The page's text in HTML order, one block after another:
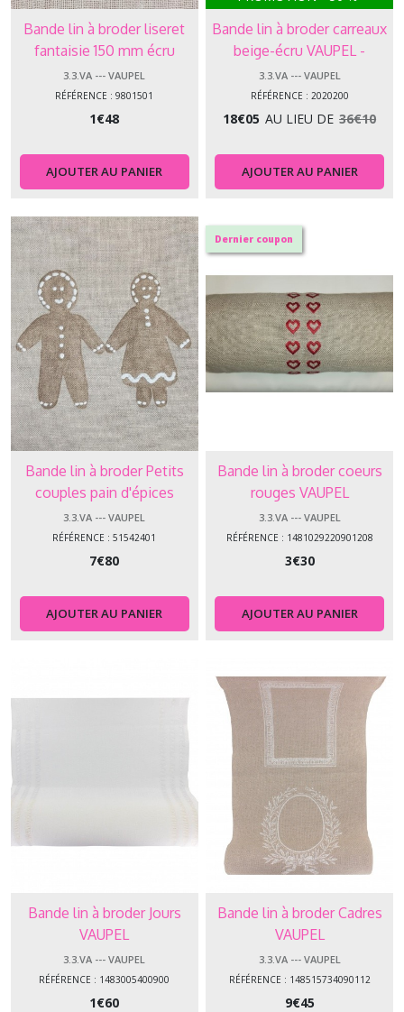
Bande lin à broder liseret
fantaisie 150 mm écru
VAUPEL
3.3.VA --- VAUPEL
RÉFÉRENCE : 9801501
1€48
AJOUTER AU PANIER
Bande lin à broder carreaux
beige-écru VAUPEL -
2020200
3.3.VA --- VAUPEL
RÉFÉRENCE : 2020200
18€05 AU LIEU DE 36€10
AJOUTER AU PANIER
Bande lin à broder Petits
couples pain d'épices
VAUPEL
3.3.VA --- VAUPEL
RÉFÉRENCE : 51542401
7€80
AJOUTER AU PANIER
Dernier coupon
Bande lin à broder coeurs
rouges VAUPEL
3.3.VA --- VAUPEL
RÉFÉRENCE : 1481029220901208
3€30
AJOUTER AU PANIER
Bande lin à broder Jours
VAUPEL
3.3.VA --- VAUPEL
RÉFÉRENCE : 1483005400900
1€60
Bande lin à broder Cadres
VAUPEL
3.3.VA --- VAUPEL
RÉFÉRENCE : 148515734090112
9€45